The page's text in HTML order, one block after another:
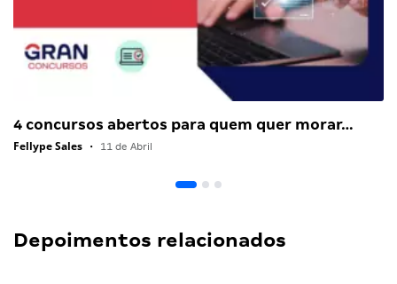
4 concursos abertos para quem quer morar…
Fellype Sales • 11 de Abril
Depoimentos relacionados